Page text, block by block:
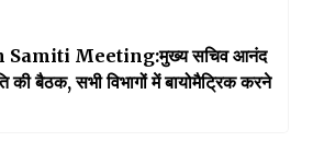
Meeting:मुख्य सचिव आनंद
की बैठक, सभी विभागों में बायोमैट्रिक करने